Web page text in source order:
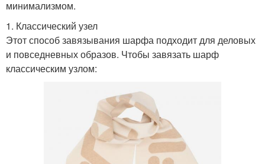
минимализмом.
1. Классический узел
Этот способ завязывания шарфа подходит для деловых
и повседневных образов. Чтобы завязать шарф
классическим узлом: